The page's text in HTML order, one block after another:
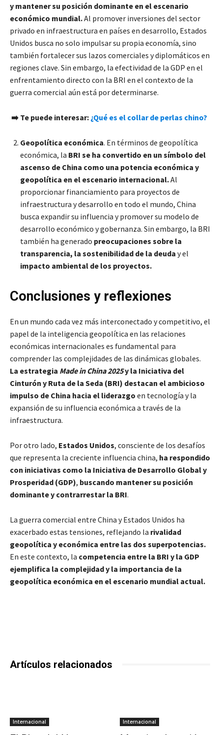
y mantener su posición dominante en el escenario
económico mundial.Al promover inversiones del sector
privado en infraestructura en países en desarrollo, Estados
Unidos busca no solo impulsar su propia economía, sino
también fortalecer sus lazos comerciales y diplomáticos en
regiones clave. Sin embargo, la efectividad de la GDP en el
enfrentamiento directo con la BRI en el contexto de la
guerra comercial aún está por determinarse.
➡️ Te puede interesar: ¿Qué es el collar de perlas chino?
Geopolítica económica. En términos de geopolítica
económica, la BRI se ha convertido en un símbolo del
ascenso de China como una potencia económica y
geopolítica en el escenario internacional.Al
proporcionar financiamiento para proyectos de
infraestructura y desarrollo en todo el mundo, China
busca expandir su influencia y promover su modelo de
desarrollo económico y gobernanza. Sin embargo, la BRI
también ha generado preocupaciones sobre la
transparencia, la sostenibilidad de la deuda y el
impacto ambiental de los proyectos.
Conclusiones y reflexiones
En un mundo cada vez más interconectado y competitivo, el
papel de la inteligencia geopolítica en las relaciones
económicas internacionales es fundamental para
comprender las complejidades de las dinámicas globales.
La estrategia Made in China 2025y la Iniciativa del
Cinturón y Ruta de la Seda (BRI) destacan el ambicioso
impulso de China hacia el liderazgo en tecnología y la
expansión de su influencia económica a través de la
infraestructura.
Por otro lado, Estados Unidos, consciente de los desafíos
que representa la creciente influencia china, ha respondido
con iniciativas como la Iniciativa de Desarrollo Global y
Prosperidad (GDP), buscando mantener su posición
dominante y contrarrestar la BRI.
La guerra comercial entre China y Estados Unidos ha
exacerbado estas tensiones, reflejando la rivalidad
geopolítica y económica entre las dos superpotencias.
En este contexto, la competencia entre la BRI y la GDP
ejemplifica la complejidad y la importancia de la
geopolítica económica en el escenario mundial actual.
Artículos relacionados
Internacional Internacional